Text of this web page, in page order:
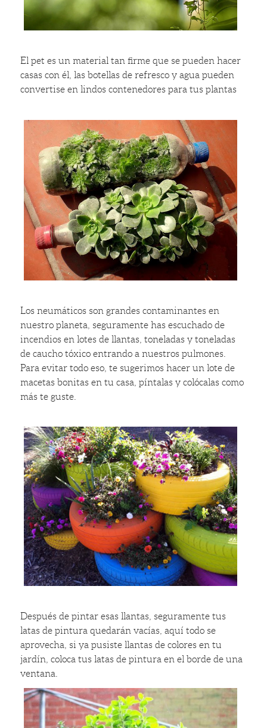
El pet es un material tan firme que se pueden hacer
casas con él, las botellas de refresco y agua pueden
convertise en lindos contenedores para tus plantas
Los neumáticos son grandes contaminantes en
nuestro planeta, seguramente has escuchado de
incendios en lotes de llantas, toneladas y toneladas
de caucho tóxico entrando a nuestros pulmones.
Para evitar todo eso, te sugerimos hacer un lote de
macetas bonitas en tu casa, píntalas y colócalas como
más te guste.
Después de pintar esas llantas, seguramente tus
latas de pintura quedarán vacías, aquí todo se
aprovecha, si ya pusiste llantas de colores en tu
jardín, coloca tus latas de pintura en el borde de una
ventana.